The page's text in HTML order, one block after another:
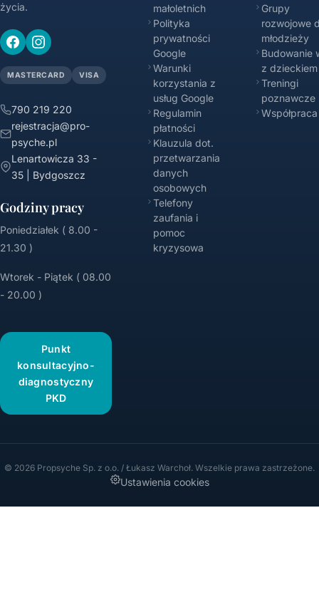
życia.
MASTERCARD VISA
790 219 220
rejestracja@pro-
psyche.pl
Lenartowicza 33 -
35 | Bydgoszcz
Godziny pracy
Poniedziałek ( 8.00 -
21.30 )
Wtorek - Piątek ( 08.00
- 20.00 )
Punkt
konsultacyjno-
diagnostyczny
PKD
małoletnich
Polityka
prywatności
Google
Warunki
korzystania z
usług Google
Regulamin
płatności
Klauzula dot.
przetwarzania
danych
osobowych
Telefony
zaufania i
pomoc
kryzysowa
Grupy
rozwojowe
młodzieży
Budowanie
z dzieckiem
Treningi
poznawcze
Współpraca
© 2026 Propsyche Sp. z o.o. / Łukasz Warchoł. Wszelkie prawa zastrzeżone.
Ustawienia cookies